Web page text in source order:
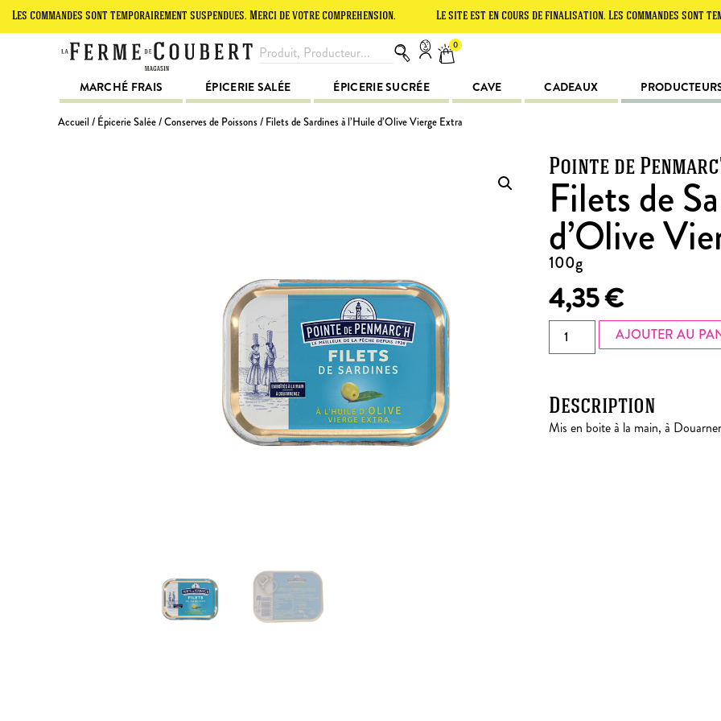
sont temporairement suspendues. Merci de votre compréhension. Le site est en cours de finalisation. Les commandes sont
0
MARCHÉ FRAIS ÉPICERIE SALÉE ÉPICERIE SUCRÉE CAVE CADEAUX
Accueil / Épicerie Salée/Conserves de Poissons/ Filets de Sardines à l’Huile d’Olive Vierge Extra
Pointe de
Filets de
d’Olive
100g
4,35€
AJOUTER AU
Description
Mis en boite à la main, à